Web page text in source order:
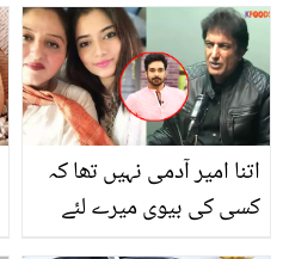
اتنا امیر آدمی نہیں تھا کہ
کسی کی بیوی میرے لئے